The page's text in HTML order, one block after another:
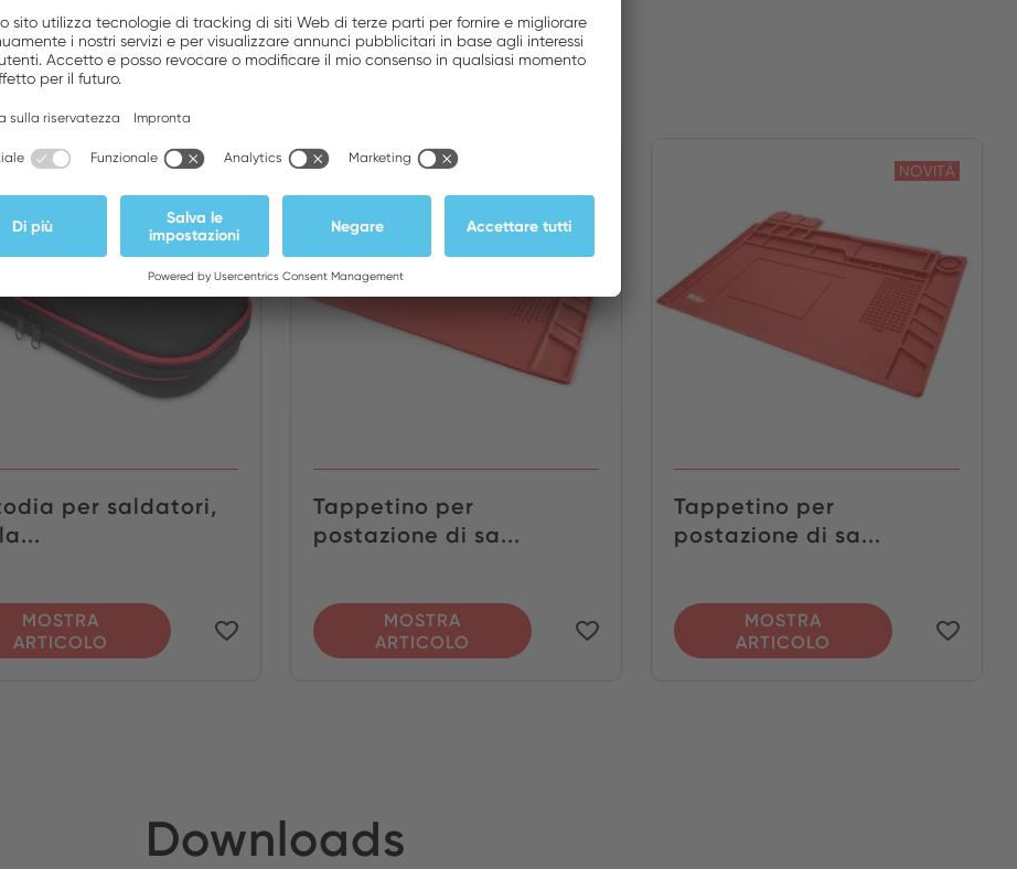
Accessory
per saldatori,
MOSTRA
ARTICOLO
NOVITÀ
Tappetino per
postazione di sa...
MOSTRA
ARTICOLO
Tappetino per
postazione di sa...
MOSTRA
ARTICOLO
NOVITÀ
Downloads